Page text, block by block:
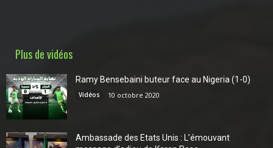
Plus de vidéos
Ramy Bensebaini buteur face au Nigeria (1-0)
Vidéos 10 octobre 2020
Ambassade des Etats Unis : L’émouvant